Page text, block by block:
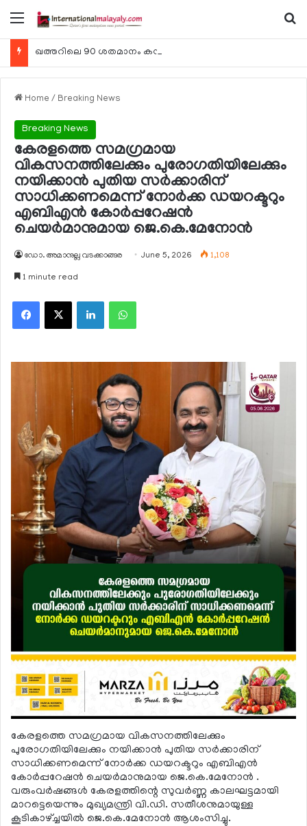
Menu
Home / Breaking News
Breaking News
കേരളത്തെ സമഗ്രമായ
വികസനത്തിലേക്കും പുരോഗതിയിലേക്കും
നയിക്കാന്‍ പുതിയ സര്‍ക്കാരിന്
സാധിക്കണമെന്ന് നോര്‍ക്ക ഡയറക്ടറും
എബിഎന്‍ കോര്‍പ്പറേഷന്‍
ചെയര്‍മാനുമായ ജെ.കെ.മേനോന്‍
ഡോ. അമാനുല്ല വടക്കാങ്ങര June 5, 2026 1,108
1 minute read
Facebook
X LinkedInWhatsApp
കേരളത്തെ സമഗ്രമായ വികസനത്തിലേക്കും
പുരോഗതിയിലേക്കും നയിക്കാന്‍ പുതിയ സര്‍ക്കാരിന്
സാധിക്കണമെന്ന് നോര്‍ക്ക ഡയറക്ടറും എബിഎന്‍
കോര്‍പ്പറേഷന്‍ ചെയര്‍മാനുമായ ജെ.കെ.മേനോന്‍ .
വരുംവര്‍ഷങ്ങള്‍ കേരളത്തിന്റെ സുവര്‍ണ്ണ കാലഘട്ടമായി
മാറട്ടെയെന്നും മുഖ്യമന്ത്രി വി.ഡി. സതീശനുമായുള്ള
കൂടികാഴ്ച്ചയില്‍ ജെ.കെ.മേനോന്‍ ആശംസിച്ചു.